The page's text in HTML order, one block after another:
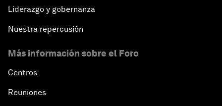
Liderazgo y gobernanza
Nuestra repercusión
Más información sobre el Foro
Centros
Reuniones